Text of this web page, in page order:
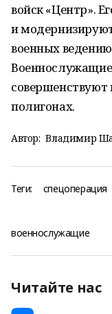
войск «Центр».
и
военных
полигонах.
Автор: Владимир
Теги: спецоперация
военнослужащие
Читайте нас